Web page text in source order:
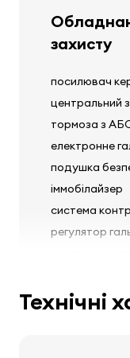
захисту
посилювач
центральний
тормоза з
електронне
подушка
іммобілайзер
система
регулятор
передні
ременів
Технічні